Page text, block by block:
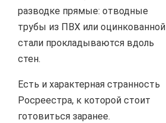
разводке прямые: отводные
трубы из ПВХ или оцинкованной
стали прокладываются вдоль
стен.
Есть и характерная странность
Росреестра, к которой стоит
готовиться заранее.